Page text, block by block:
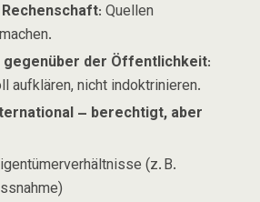
: Quellen
der Öffentlichkeit:
aufklären, nicht indoktrinieren.
– berechtigt, aber
(z. B.